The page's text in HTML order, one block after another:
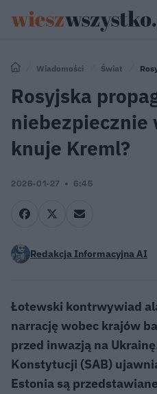
Wiadomości Świat
wzbiera. Co knuje Kreml?
Rosyjska
niebezpiecznie
knuje Kreml?
2026-01-27 6:45
Redakcja Informacyjna AI
Łotewski kontrwywiad
narrację wobec krajów
przed inwazją na
Konstytucji (SAB)
Estonia są